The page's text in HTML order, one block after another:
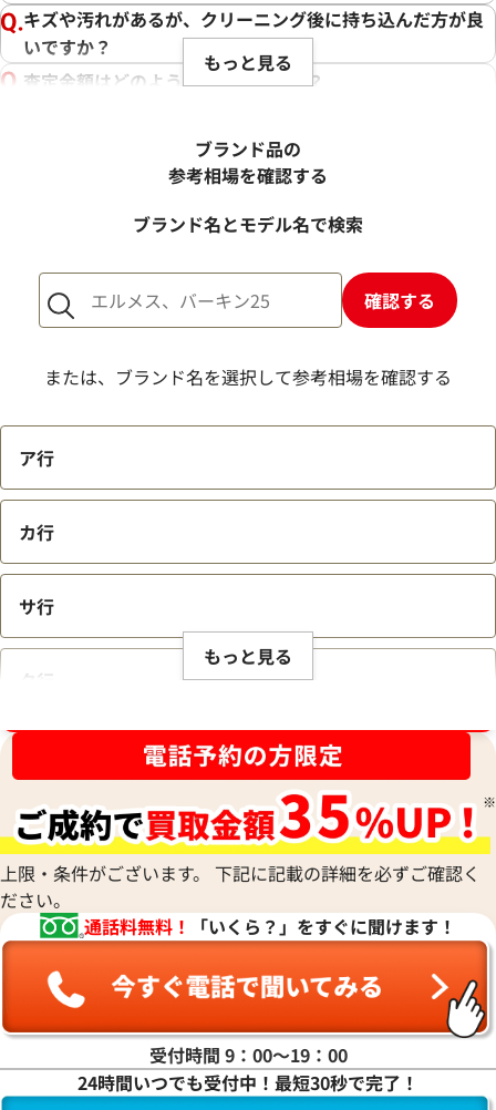
キズや汚れがあるが、クリーニング後に持ち込んだ方が良
いですか？
査定金額はどのように決まりますか？
売却するか悩んでいるのですが、査定だけお願いできます
1点からでも査定できますか？
もっと見る
ブランド品の
参考相場を確認する
ブランド名とモデル名で検索
確認する
または、ブランド名を選択して参考相場を確認する
ア行
カ行
サ行
タ行
ハ行
マ行
ヤ行
もっと見る
上限・条件がございます。 下記に記載の詳細を必ずご確認く
ださい。
通話料無料！
「いくら？」をすぐに聞けます！
受付時間 9：00〜19：00
24時間いつでも受付中！最短30秒で完了！